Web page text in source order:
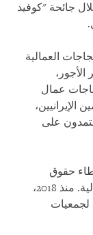
جائحة "كوفيد
العمالية
عمال
على
نشطاء حقوق
الإنسان 780 إضرابا للمنظمات والنقابات العمالية. منذ 2018،
احتجاجا و1,169 إضرابا لجمعيات